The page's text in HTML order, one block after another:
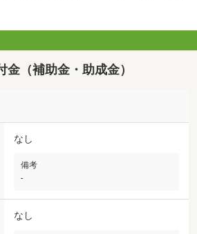
（補助金・助成金）
なし
備考
-
なし